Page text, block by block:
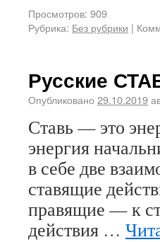
Просмотров: 909
Рубрика: Без рубрики |
Русские
Опубликовано 29.10.2019
Ставь — это
энергия
в себе две
ставящие
правящие — к
действия …